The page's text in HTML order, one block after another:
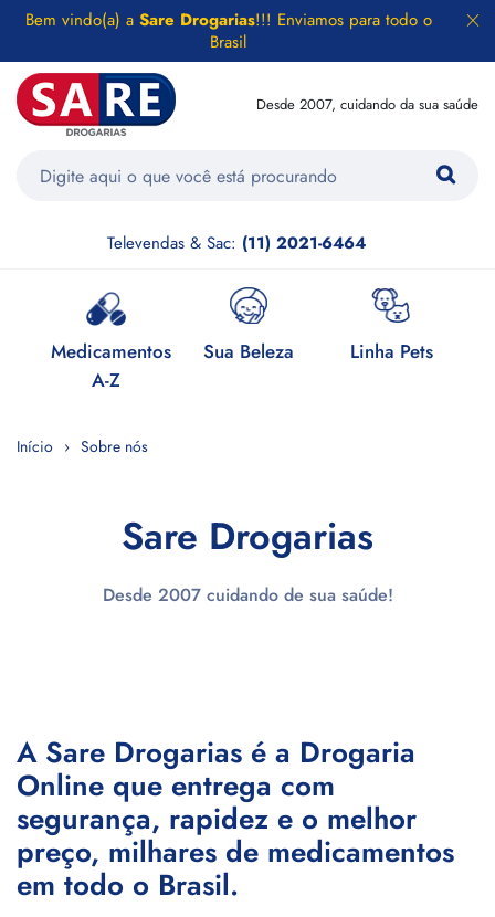
Bem vindo(a) a Sare Drogarias!!! Enviamos para todo o
Brasil
Desde 2007, cuidando da sua saúde
Televendas & Sac: (11) 2021-6464
Medicamentos
A-Z
Sua Beleza Linha Pets
Início Sobre nós
Sare Drogarias
Desde 2007 cuidando de sua saúde!
A Sare Drogarias é a Drogaria
Online que entrega com
segurança, rapidez e o melhor
preço, milhares de medicamentos
em todo o Brasil.